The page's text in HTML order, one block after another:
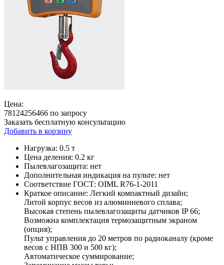
Цена:
78124256466 по запросу
Заказать бесплатную консультацию
Добавить в корзину
Нагрузка: 0.5 т
Цена деления: 0.2 кг
Пылевлагозащита: нет
Дополнительная индикация на пульте: нет
Соответствие ГОСТ: OIML R76-1-2011
Краткое описание: Легкий компактный дизайн;
Литой корпус весов из алюминиевого сплава;
Высокая степень пылевлагозащиты датчиков IP 66;
Возможна комплектация термозащитным экраном
(опция);
Пульт управления до 20 метров по радиоканалу (кроме
весов с НПВ 300 и 500 кг);
Автоматическое суммирование;